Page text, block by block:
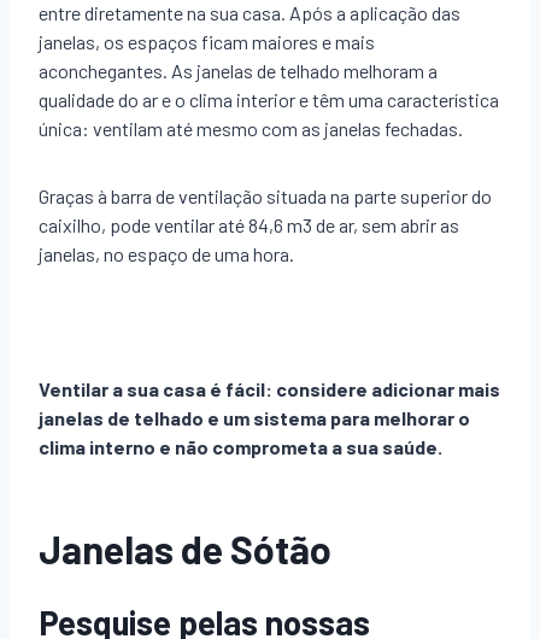
entre diretamente na sua casa. Após a aplicação das
janelas, os espaços ficam maiores e mais
aconchegantes. As janelas de telhado melhoram a
qualidade do ar e o clima interior e têm uma característica
única: ventilam até mesmo com as janelas fechadas.
Graças à barra de ventilação situada na parte superior do
caixilho, pode ventilar até 84,6 m3 de ar, sem abrir as
janelas, no espaço de uma hora.
Ventilar a sua casa é fácil: considere adicionar mais
janelas de telhado e um sistema para melhorar o
clima interno e não comprometa a sua saúde.
Janelas de Sótão
Pesquise pelas nossas